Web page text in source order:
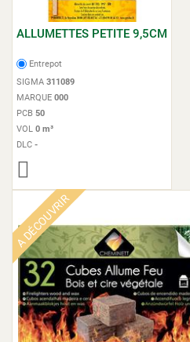
ALLUMETTES PETITE 9,5CM
Entrepot
SIGMA 311089
MARQUE 000
PCB 50
VOL 0 m³
DLC -
A DÉCOUVRIR